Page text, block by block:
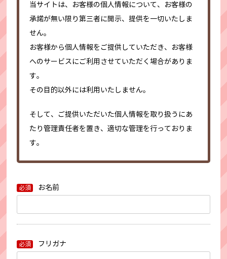
当サイトは、お客様の個人情報について、お客様の
承諾が無い限り第三者に開示、提供を一切いたしま
せん。
お客様から個人情報をご提供していただき、お客様
へのサービスにご利用させていただく場合がありま
す。
その目的以外には利用いたしません。
そして、ご提供いただいた個人情報を取り扱うにあ
たり管理責任者を置き、適切な管理を行っておりま
す。
必須 お名前
必須 フリガナ